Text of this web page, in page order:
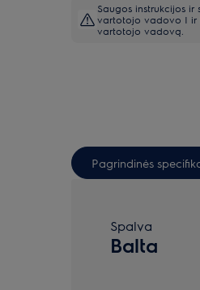
Saugos instrukcijos
vartotojo vadovo I ir
vartotojo vadovą.
Pagrindinės
Spalva
Balta